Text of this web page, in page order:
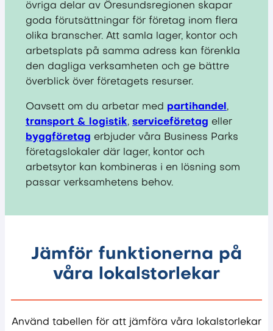
övriga delar av Öresundsregionen skapar
goda förutsättningar för företag inom flera
olika branscher. Att samla lager, kontor och
arbetsplats på samma adress kan förenkla
den dagliga verksamheten och ge bättre
överblick över företagets resurser.
Oavsett om du arbetar med partihandel,
transport & logistik, serviceföretag eller
byggföretag erbjuder våra Business Parks
företagslokaler där lager, kontor och
arbetsytor kan kombineras i en lösning som
passar verksamhetens behov.
Jämför funktionerna på
våra lokalstorlekar
Använd tabellen för att jämföra våra lokalstorlekar